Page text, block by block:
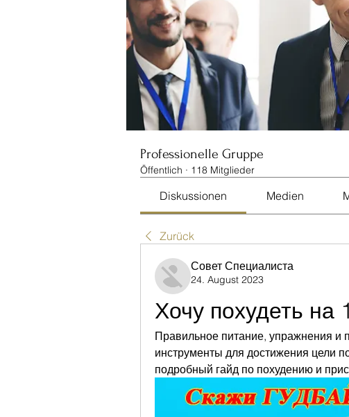
Professionelle Gruppe
Öffentlich · 118 Mitglieder
Diskussionen Medien
Zurück
Совет Специалиста
24. August 2023
Хочу похудеть на
Правильное питание, упражнения и
инструменты для достижения цели
подробный гайд по похудению и